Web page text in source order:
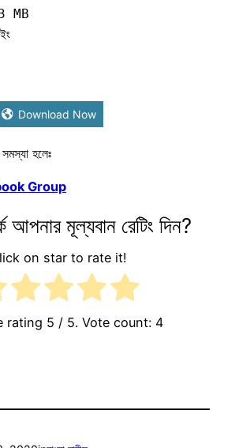
MB
Download Now
হলেঃ
Group
আপনার মূল্যবান রেটিং দিন?
on star to rate it!
rating 5 / 5. Vote count: 4